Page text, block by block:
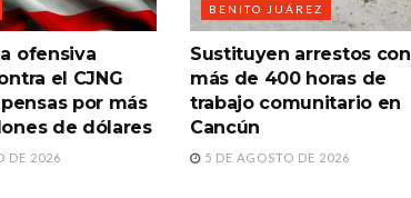
ofensiva
el CJNG
por más
de dólares
DE 2026
BENITO JUÁREZ
Sustituyen arrestos con
más de 400 horas de
trabajo comunitario en
Cancún
5 DE AGOSTO DE 2026